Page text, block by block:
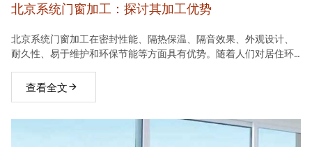
北京系统门窗加工：探讨其加工优势
北京系统门窗加工在密封性能、隔热保温、隔音效果、外观设计、
耐久性、易于维护和环保节能等方面具有优势。随着人们对居住环
位。查看全文